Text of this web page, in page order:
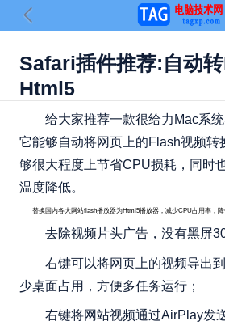
Safari插件推荐:自动
Html5
给大家推荐一款很给力Mac系统
它能够自动将网页上的Flash视频转
够很大程度上节省CPU损耗，同时
温度降低。
替换国内各大网站flash播放器为Html5播放器，减少CPU占用率，降
去除视频片头广告，没有黑屏30
右键可以将网页上的视频导出到
少桌面占用，方便多任务运行；
右键将网站视频通过AirPlay发